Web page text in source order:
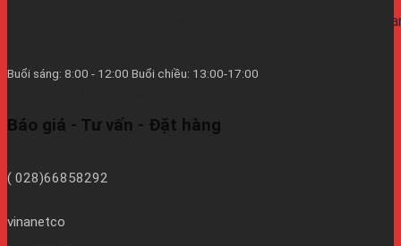
https://vinanetco.com/https://xuongingiare.vn/https://
Buổi sáng: 8:00 - 12:00 Buổi chiều: 13:00-17:00
Báo giá - Tư vấn - Đặt hàng
( 028)66858292
vinanetco